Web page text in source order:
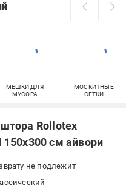
МЕШКИ ДЛЯ
МУСОРА
МОСКИТНЫЕ
СЕТКИ
Rollotex
150x300 см айвори
не подлежит